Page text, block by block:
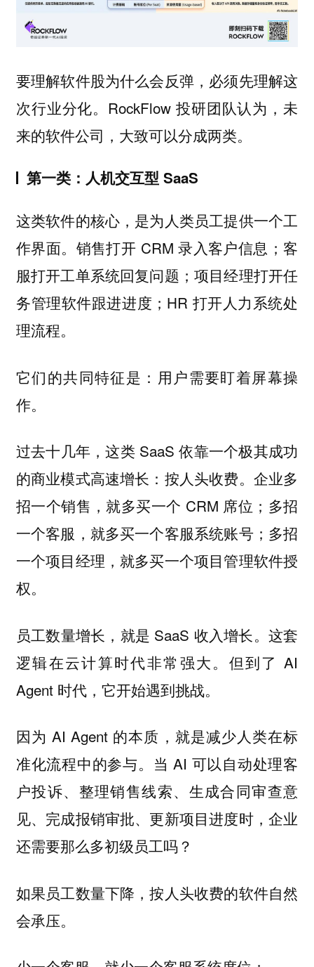
要理解软件股为什么会反弹，必须先理解这
次行业分化。RockFlow 投研团队认为，未
来的软件公司，大致可以分成两类。
第一类：人机交互型 SaaS
这类软件的核心，是为人类员工提供一个工
作界面。销售打开 CRM 录入客户信息；客
服打开工单系统回复问题；项目经理打开任
务管理软件跟进进度；HR 打开人力系统处
理流程。
它们的共同特征是：用户需要盯着屏幕操
作。
过去十几年，这类 SaaS 依靠一个极其成功
的商业模式高速增长：按人头收费。企业多
招一个销售，就多买一个 CRM 席位；多招
一个客服，就多买一个客服系统账号；多招
一个项目经理，就多买一个项目管理软件授
权。
员工数量增长，就是 SaaS 收入增长。这套
逻辑在云计算时代非常强大。但到了 AI
Agent 时代，它开始遇到挑战。
因为 AI Agent 的本质，就是减少人类在标
准化流程中的参与。当 AI 可以自动处理客
户投诉、整理销售线索、生成合同审查意
见、完成报销审批、更新项目进度时，企业
还需要那么多初级员工吗？
如果员工数量下降，按人头收费的软件自然
会承压。